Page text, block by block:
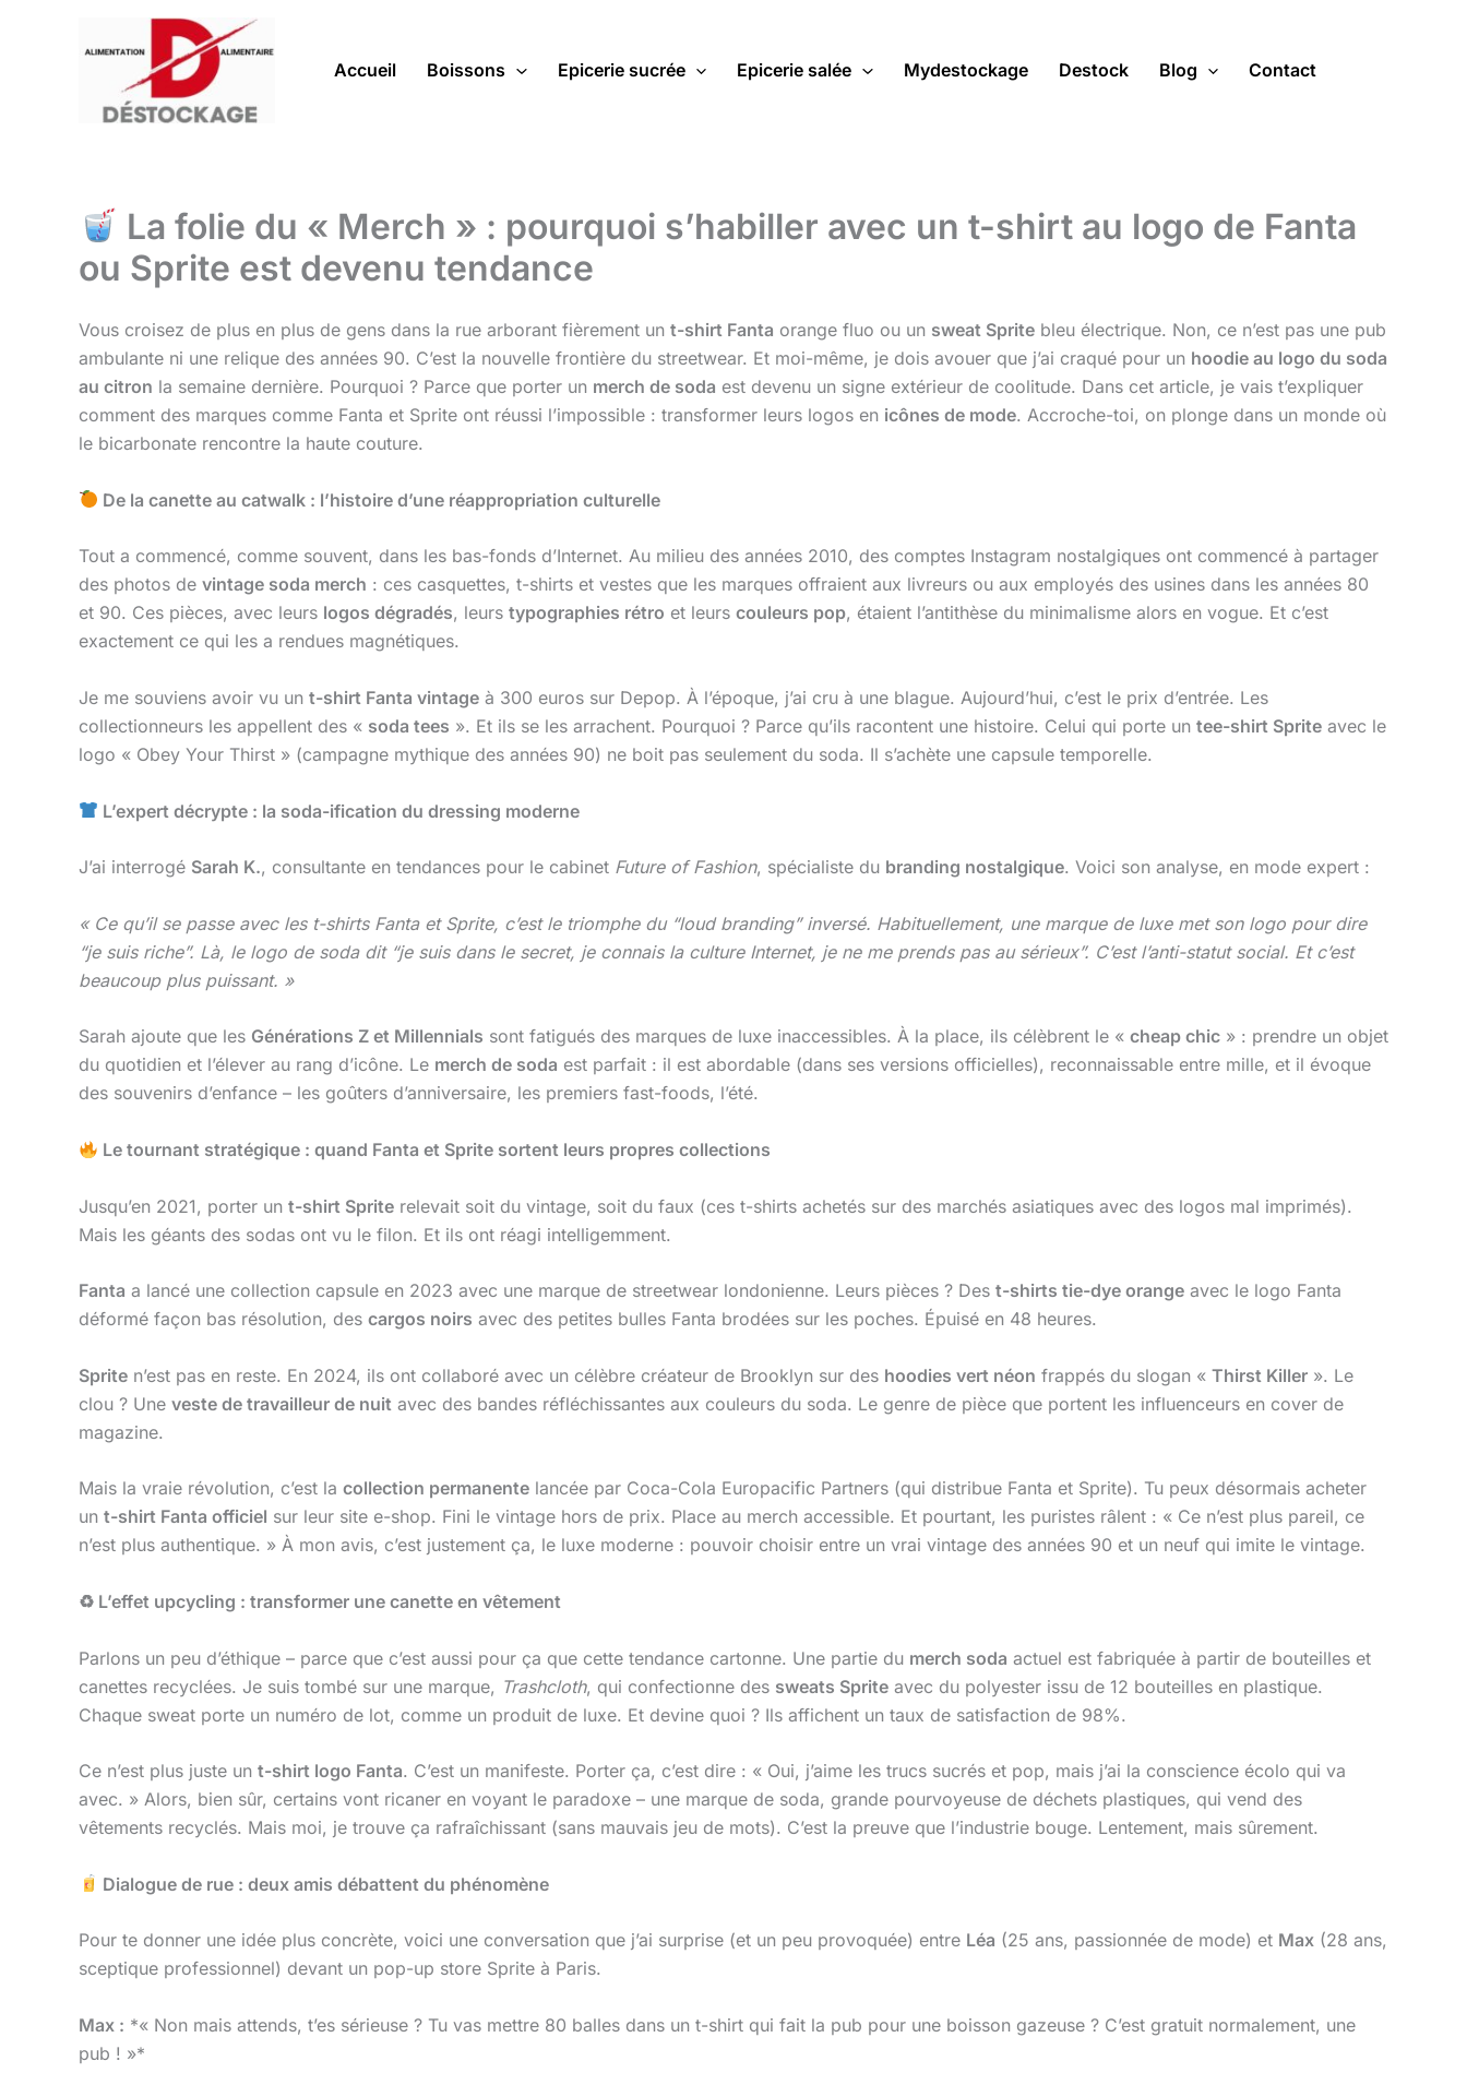
Accueil Boissons Epicerie sucrée Epicerie salée Mydestockage Destock Blog Contact
La folie du « Merch » : pourquoi s’habiller avec un t-shirt au logo de Fanta
ou Sprite est devenu tendance
Vous croisez de plus en plus de gens dans la rue arborant fièrement un t-shirt Fanta orange fluo ou un sweat Sprite bleu électrique. Non, ce n’est pas une pub
ambulante ni une relique des années 90. C’est la nouvelle frontière du streetwear. Et moi-même, je dois avouer que j’ai craqué pour un hoodie au logo du soda
au citron la semaine dernière. Pourquoi ? Parce que porter un merch de soda est devenu un signe extérieur de coolitude. Dans cet article, je vais t’expliquer
comment des marques comme Fanta et Sprite ont réussi l’impossible : transformer leurs logos en icônes de mode. Accroche-toi, on plonge dans un monde où
le bicarbonate rencontre la haute couture.
De la canette au catwalk : l’histoire d’une réappropriation culturelle
Tout a commencé, comme souvent, dans les bas-fonds d’Internet. Au milieu des années 2010, des comptes Instagram nostalgiques ont commencé à partager
des photos de vintage soda merch : ces casquettes, t-shirts et vestes que les marques offraient aux livreurs ou aux employés des usines dans les années 80
et 90. Ces pièces, avec leurs logos dégradés, leurs typographies rétro et leurs couleurs pop, étaient l’antithèse du minimalisme alors en vogue. Et c’est
exactement ce qui les a rendues magnétiques.
Je me souviens avoir vu un t-shirt Fanta vintage à 300 euros sur Depop. À l’époque, j’ai cru à une blague. Aujourd’hui, c’est le prix d’entrée. Les
collectionneurs les appellent des « soda tees ». Et ils se les arrachent. Pourquoi ? Parce qu’ils racontent une histoire. Celui qui porte un tee-shirt Sprite avec le
logo « Obey Your Thirst » (campagne mythique des années 90) ne boit pas seulement du soda. Il s’achète une capsule temporelle.
L’expert décrypte : la soda-ification du dressing moderne
J’ai interrogé Sarah K., consultante en tendances pour le cabinet Future of Fashion, spécialiste du branding nostalgique. Voici son analyse, en mode expert :
« Ce qu’il se passe avec les t-shirts Fanta et Sprite, c’est le triomphe du “loud branding” inversé. Habituellement, une marque de luxe met son logo pour dire
“je suis riche”. Là, le logo de soda dit “je suis dans le secret, je connais la culture Internet, je ne me prends pas au sérieux”. C’est l’anti-statut social. Et c’est
beaucoup plus puissant. »
Sarah ajoute que les Générations Z et Millennials sont fatigués des marques de luxe inaccessibles. À la place, ils célèbrent le « cheap chic » : prendre un objet
du quotidien et l’élever au rang d’icône. Le merch de soda est parfait : il est abordable (dans ses versions officielles), reconnaissable entre mille, et il évoque
des souvenirs d’enfance – les goûters d’anniversaire, les premiers fast-foods, l’été.
Le tournant stratégique : quand Fanta et Sprite sortent leurs propres collections
Jusqu’en 2021, porter un t-shirt Sprite relevait soit du vintage, soit du faux (ces t-shirts achetés sur des marchés asiatiques avec des logos mal imprimés).
Mais les géants des sodas ont vu le filon. Et ils ont réagi intelligemment.
Fanta a lancé une collection capsule en 2023 avec une marque de streetwear londonienne. Leurs pièces ? Des t-shirts tie-dye orange avec le logo Fanta
déformé façon bas résolution, des cargos noirs avec des petites bulles Fanta brodées sur les poches. Épuisé en 48 heures.
Sprite n’est pas en reste. En 2024, ils ont collaboré avec un célèbre créateur de Brooklyn sur des hoodies vert néon frappés du slogan « Thirst Killer ». Le
clou ? Une veste de travailleur de nuit avec des bandes réfléchissantes aux couleurs du soda. Le genre de pièce que portent les influenceurs en cover de
magazine.
Mais la vraie révolution, c’est la collection permanente lancée par Coca-Cola Europacific Partners (qui distribue Fanta et Sprite). Tu peux désormais acheter
un t-shirt Fanta officiel sur leur site e-shop. Fini le vintage hors de prix. Place au merch accessible. Et pourtant, les puristes râlent : « Ce n’est plus pareil, ce
n’est plus authentique. » À mon avis, c’est justement ça, le luxe moderne : pouvoir choisir entre un vrai vintage des années 90 et un neuf qui imite le vintage.
♻ L’effet upcycling : transformer une canette en vêtement
Parlons un peu d’éthique – parce que c’est aussi pour ça que cette tendance cartonne. Une partie du merch soda actuel est fabriquée à partir de bouteilles et
canettes recyclées. Je suis tombé sur une marque, Trashcloth, qui confectionne des sweats Sprite avec du polyester issu de 12 bouteilles en plastique.
Chaque sweat porte un numéro de lot, comme un produit de luxe. Et devine quoi ? Ils affichent un taux de satisfaction de 98%.
Ce n’est plus juste un t-shirt logo Fanta. C’est un manifeste. Porter ça, c’est dire : « Oui, j’aime les trucs sucrés et pop, mais j’ai la conscience écolo qui va
avec. » Alors, bien sûr, certains vont ricaner en voyant le paradoxe – une marque de soda, grande pourvoyeuse de déchets plastiques, qui vend des
vêtements recyclés. Mais moi, je trouve ça rafraîchissant (sans mauvais jeu de mots). C’est la preuve que l’industrie bouge. Lentement, mais sûrement.
Dialogue de rue : deux amis débattent du phénomène
Pour te donner une idée plus concrète, voici une conversation que j’ai surprise (et un peu provoquée) entre Léa (25 ans, passionnée de mode) et Max (28 ans,
sceptique professionnel) devant un pop-up store Sprite à Paris.
Max : *« Non mais attends, t’es sérieuse ? Tu vas mettre 80 balles dans un t-shirt qui fait la pub pour une boisson gazeuse ? C’est gratuit normalement, une
pub ! »*